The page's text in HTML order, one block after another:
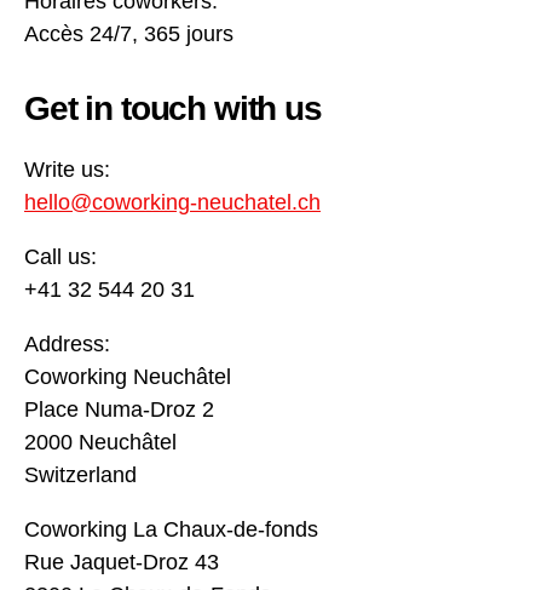
Accès 24/7, 365 jours
Get in touch with us
Write us:
hello@coworking-neuchatel.ch
Call us:
+41 32 544 20 31
Address:
Coworking Neuchâtel
Place Numa-Droz 2
2000 Neuchâtel
Switzerland
Coworking La Chaux-de-fonds
Rue Jaquet-Droz 43